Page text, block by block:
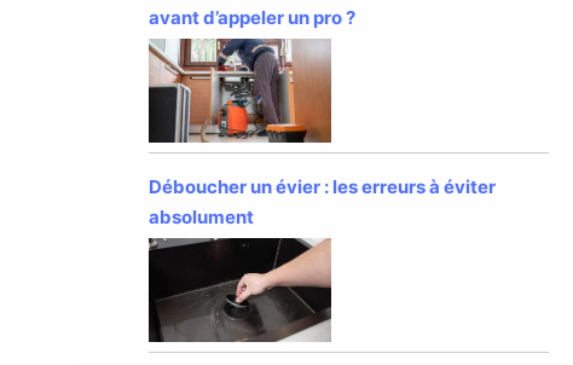
avant d’appeler un pro ?
Déboucher un évier : les erreurs à éviter
absolument